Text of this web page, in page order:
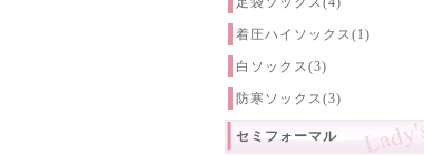
着圧ハイソックス(1)
白ソックス(3)
防寒ソックス(3)
セミフォーマル